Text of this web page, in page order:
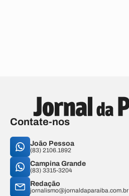
Contate-nos
João Pessoa
(83) 2106.1892
Campina Grande
(83) 3315-3204
Redação
jornalismo@jornaldaparaiba.com.br